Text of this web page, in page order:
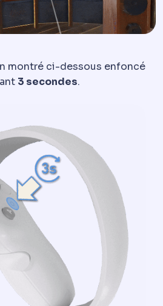
montré ci-dessous enfoncé
3 secondes.